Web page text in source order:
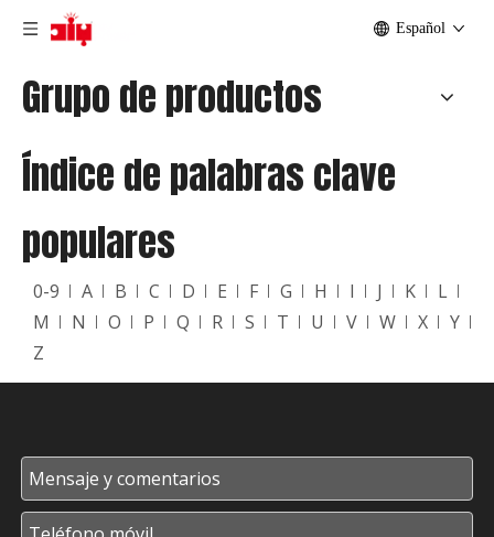
Español
Grupo de productos
Índice de palabras clave
populares
0-9 A B C D E F G H I J K
L
M
N O P Q R S T U V W X
Y
Z